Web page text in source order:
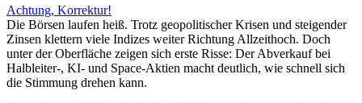
Achtung, Korrektur!
Die Börsen laufen heiß. Trotz geopolitischer Krisen und steigender
Zinsen klettern viele Indizes weiter Richtung Allzeithoch. Doch
unter der Oberfläche zeigen sich erste Risse: Der Abverkauf bei
Halbleiter-, KI- und Space-Aktien macht deutlich, wie schnell sich
die Stimmung drehen kann.